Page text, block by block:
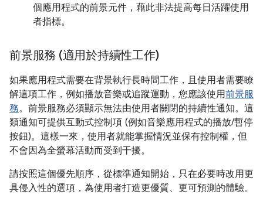
個應用程式的前景元件，藉此非法提高每日活躍使用
者指標。
前景服務 (適用於持續性工作)
如果應用程式需要在背景執行長時間工作，且使用者需要瞭
解這項工作，例如播放音樂或追蹤運動，您應該使用前景服
務。前景服務必須顯示無法由使用者關閉的持續性通知。這
類通知可提供互動式控制項 (例如音樂應用程式的播放/暫停
按鈕)。這樣一來，使用者就能掌握情況並保有控制權，但
不會因為全螢幕活動而受到干擾。
請按照這個優先順序，從標準通知開始，只在必要時改用更
具侵入性的選項，為使用者打造更優質、更可預測的體驗。